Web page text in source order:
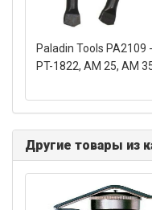
Paladin Tools
PT-1822, AM 25, AM
Другие товары из